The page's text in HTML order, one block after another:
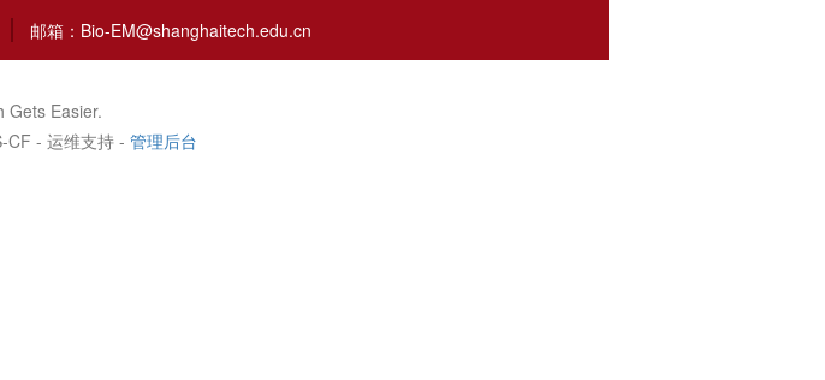
邮箱：Bio-EM@shanghaitech.edu.cn
Gets Easier.
- 运维支持 - 管理后台